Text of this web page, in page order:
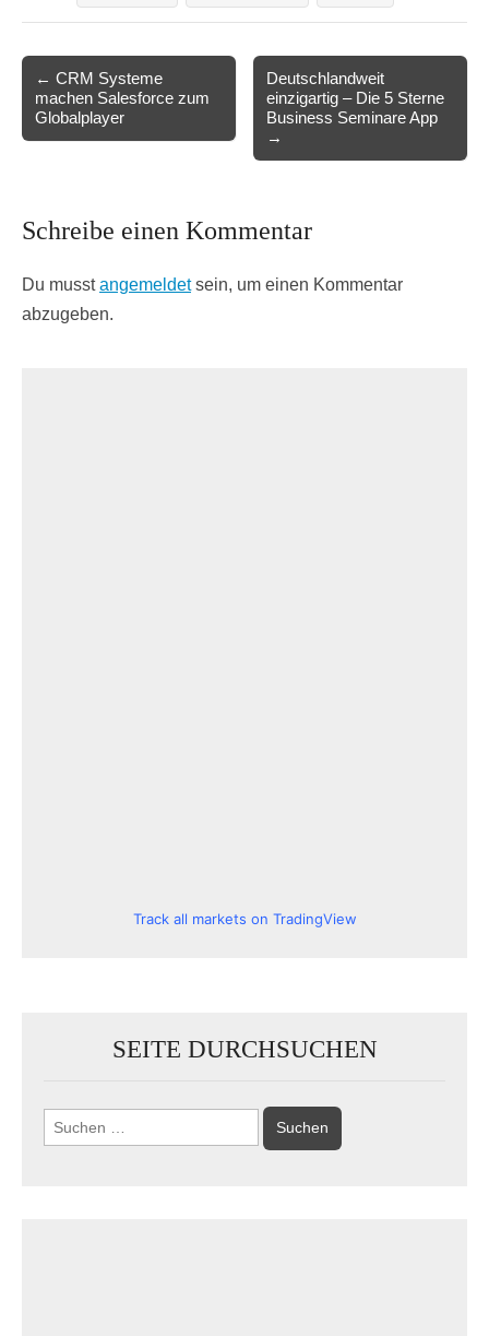
Post
navigation
← CRM Systeme
machen Salesforce zum
Globalplayer
Deutschlandweit
einzigartig – Die 5 Sterne
Business Seminare App
→
Schreibe einen Kommentar
Du musstangemeldetsein, um einen Kommentar
abzugeben.
Track all markets on TradingView
SEITE DURCHSUCHEN
Suchen
nach: